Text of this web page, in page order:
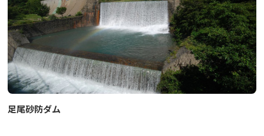
※川釣りには「遊漁券」が必要です。お買い求めは取扱所または便
利な「つりチケ」でもどうぞ！
足尾町漁協 概要 | つりチケ | 超簡単に遊漁券が買える！
(tsuritickets.com)
足尾砂防ダム